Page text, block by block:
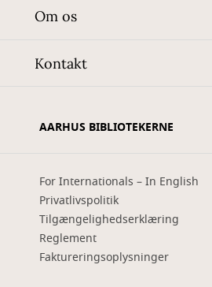
Om os
Kontakt
AARHUS BIBLIOTEKERNE
For Internationals – In English
Privatlivspolitik
Tilgængelighedserklæring
Reglement
Faktureringsoplysninger